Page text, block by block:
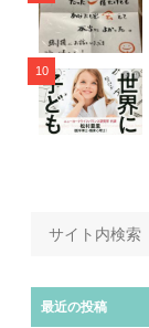
10
最近の投稿